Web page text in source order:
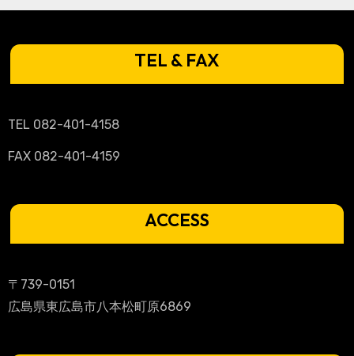
TEL & FAX
TEL 082-401-4158
FAX 082-401-4159
ACCESS
〒739-0151
広島県東広島市八本松町原6869